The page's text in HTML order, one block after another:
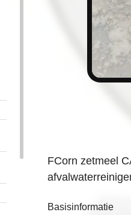
FCorn zetmeel
Basisinformatie